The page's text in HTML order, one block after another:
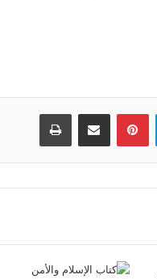
لينكدإن بينتيريستمشاركة عبر البريد طباعة